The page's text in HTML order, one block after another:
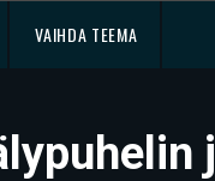
VAIHDA TEEMA